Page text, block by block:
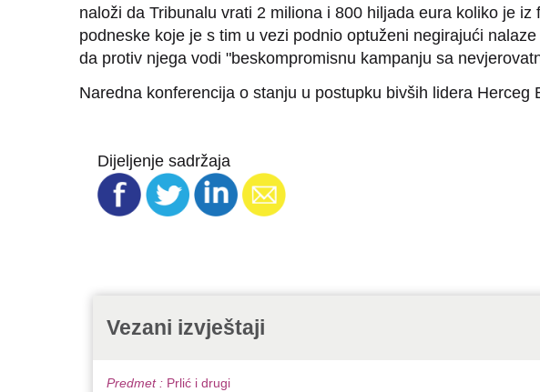
naloži da Tribunalu vrati 2 miliona i 800 hiljada eura koliko je
podneske koje je s tim u vezi podnio optuženi negirajući
da protiv njega vodi "beskompromisnu kampanju sa
Naredna konferencija o stanju u postupku bivših lidera
Dijeljenje sadržaja
Vezani izvještaji
Predmet : Prlić i drugi